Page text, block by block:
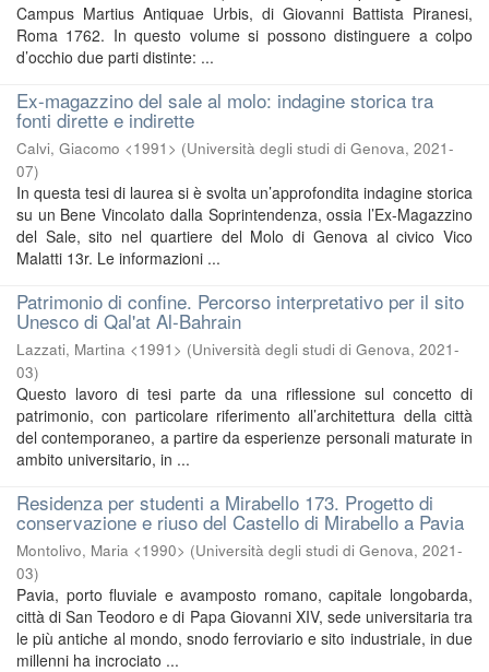
Campus Martius Antiquae Urbis, di Giovanni Battista Piranesi,
Roma 1762. In questo volume si possono distinguere a colpo
d’occhio due parti distinte: ...
Ex-magazzino del sale al molo: indagine storica tra
fonti dirette e indirette
Calvi, Giacomo <1991> (Università degli studi di Genova, 2021-
07)
In questa tesi di laurea si è svolta un’approfondita indagine storica
su un Bene Vincolato dalla Soprintendenza, ossia l’Ex-Magazzino
del Sale, sito nel quartiere del Molo di Genova al civico Vico
Malatti 13r. Le informazioni ...
Patrimonio di confine. Percorso interpretativo per il sito
Unesco di Qal'at Al-Bahrain
Lazzati, Martina <1991> (Università degli studi di Genova, 2021-
03)
Questo lavoro di tesi parte da una riflessione sul concetto di
patrimonio, con particolare riferimento all’architettura della città
del contemporaneo, a partire da esperienze personali maturate in
ambito universitario, in ...
Residenza per studenti a Mirabello 173. Progetto di
conservazione e riuso del Castello di Mirabello a Pavia
Montolivo, Maria <1990> (Università degli studi di Genova, 2021-
03)
Pavia, porto fluviale e avamposto romano, capitale longobarda,
città di San Teodoro e di Papa Giovanni XIV, sede universitaria tra
le più antiche al mondo, snodo ferroviario e sito industriale, in due
millenni ha incrociato ...